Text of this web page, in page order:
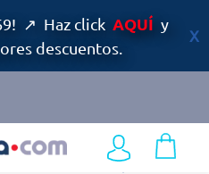
↗ Haz click AQUÍ y
descuentos.
Liquido